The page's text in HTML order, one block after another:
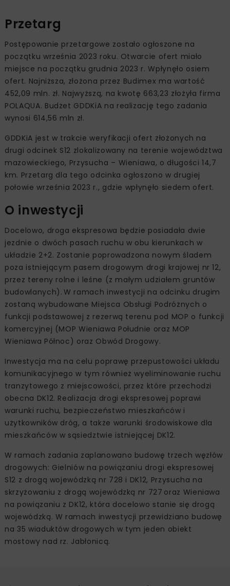
Przetarg
Postępowanie przetargowe zostało ogłoszone na
początku września 2023 roku. Otwarcie ofert miało
miejsce na początku grudnia 2023 r. Wpłynęło osiem
ofert. Najniższa, złożona przez Budimex ma wartość
452,09 mln. zł. Najwyższą, na kwotę 663,23 złożyła firma
POLAQUA. Budżet GDDKiA na realizację tego zadania
wynosi 614,56 mln zł.
GDDKiA jest w trakcie weryfikacji ofert złożonych na
drugi odcinek S12 zlokalizowany na terenie województwa
mazowieckiego, Przysucha – Wieniawa, o długości 14,7
km. Przetarg dla tego odcinka ogłoszono w drugiej
połowie września 2023 r., gdzie wpłynęło siedem ofert.
O inwestycji
Docelowo, droga ekspresowa będzie posiadała dwie
jezdnie o dwóch pasach ruchu w obu kierunkach w
układzie 2+2. Zostanie poprowadzona nowym śladem
poza istniejącym pasem drogowym drogi krajowej nr 12,
przez tereny rolne i leśne (z małym udziałem gruntów
budowlanych). W ramach inwestycji na odcinku drugim
zostaną wybudowane Miejsca Obsługi Podróżnych o
funkcji podstawowej z rezerwą terenu pod MOP o funkcji
komercyjnej (MOP Wieniawa Południe oraz MOP
Wieniawa Północ) oraz Obwód Drogowy.
Inwestycja ma na celu poprawę przepustowości układu
komunikacyjnego w tym również wyeliminowanie ruchu
tranzytowego z miejscowości, przez które przechodzi
obecna DK12. Realizacja drogi ekspresowej poprawi
warunki ruchu, bezpieczeństwo mieszkańców i
użytkowników dróg, a także warunki środowiskowe dla
mieszkańców w sąsiedztwie istniejącej DK12.
W ramach zadania zaplanowano budowę trzech węzłów
drogowych: Gielniów na powiązaniu drogi ekspresowej
S12 z drogą wojewódzką nr 728 i DK12, Przysucha na
skrzyżowaniu z drogą wojewódzką nr 727 oraz Wieniawa
na powiązaniu z DK12, która docelowo stanie się drogą
wojewódzką. W ramach inwestycji przewidziano budowę
na 35 wiaduktów drogowych w tym jeden obiekt
mostowy nad rz. Jabłonicą.